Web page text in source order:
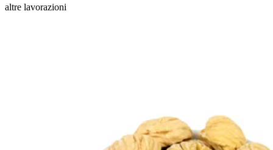
altre lavorazioni